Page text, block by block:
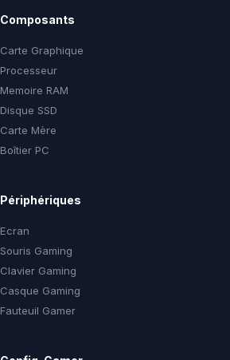
Composants
Carte Graphique
Processeur
Memoire RAM
Disque SSD
Carte Mère
Boîtier PC
Périphériques
Ecran
Souris Gaming
Clavier Gaming
Casque Gaming
Fauteuil Gamer